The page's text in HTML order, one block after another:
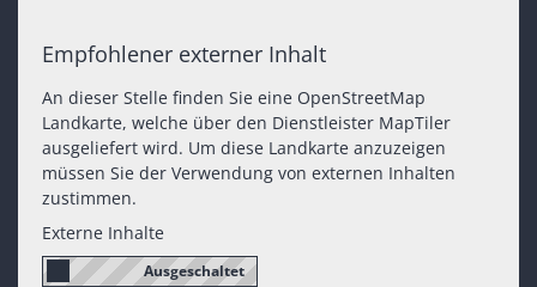
Empfohlener externer Inhalt
An dieser Stelle finden Sie eine OpenStreetMap
Landkarte, welche über den Dienstleister MapTiler
ausgeliefert wird. Um diese Landkarte anzuzeigen
müssen Sie der Verwendung von externen Inhalten
zustimmen.
Externe Inhalte